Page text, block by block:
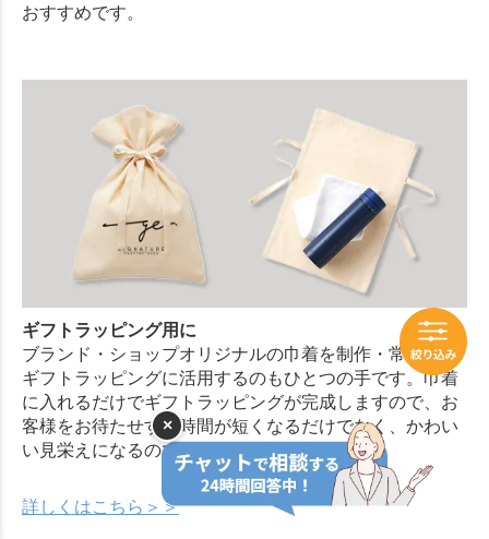
おすすめです。
ギフトラッピング用に
ブランド・ショップオリジナルの巾着を制作・常備し、
ギフトラッピングに活用するのもひとつの手です。巾着
に入れるだけでギフトラッピングが完成しますので、お
客様をお待たせする時間が短くなるだけでなく、かわい
い見栄えになるのでおすすめです。
詳しくはこちら＞＞
×